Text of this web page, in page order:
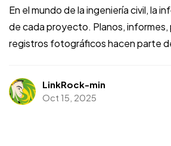
En el mundo de la ingeniería civil, la
de cada proyecto. Planos,
registros fotográficos hacen parte
LinkRock-min
Oct 15, 2025